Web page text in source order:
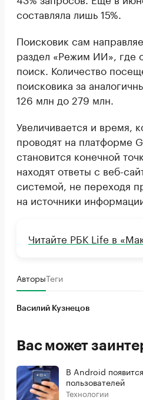
составляла лишь 15%.
Поисковик сам
раздел «Режим ИИ», где
поиск. Количество
поисковика за
126 млн до 279 млн.
Увеличивается и время,
проводят на платформе
становится конечной
находят ответы с веб-
системой, не переходя
на источники
Читайте РБК Life в
АвторыТеги
Василий Кузнецов
Вас может
В Android
пользователей
Технологии